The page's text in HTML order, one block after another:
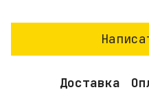
Доставка